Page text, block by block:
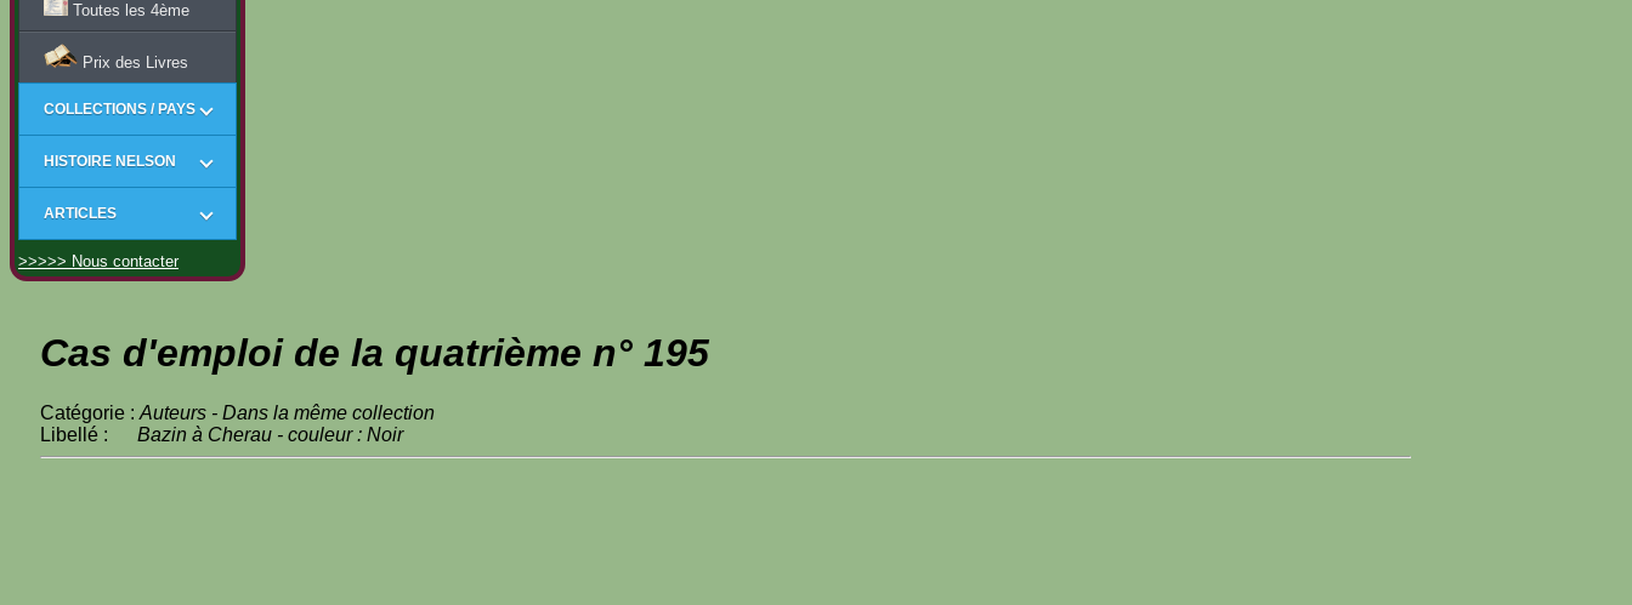
Toutes les 4ème
Prix des Livres
COLLECTIONS / PAYS
HISTOIRE NELSON
ARTICLES
>>>>> Nous contacter
Cas d'emploi de la quatrième n° 195
Catégorie : Auteurs - Dans la même collection
Libellé : Bazin à Cherau - couleur : Noir